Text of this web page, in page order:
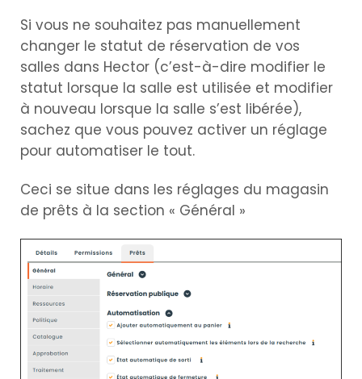
Si vous ne souhaitez pas manuellement
changer le statut de réservation de vos
salles dans Hector (c’est-à-dire modifier le
statut lorsque la salle est utilisée et modifier
à nouveau lorsque la salle s’est libérée),
sachez que vous pouvez activer un réglage
pour automatiser le tout.
Ceci se situe dans les réglages du magasin
de prêts à la section « Général »